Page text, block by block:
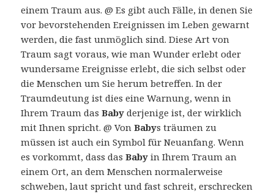
einem Traum aus. @ Es gibt auch Fälle, in denen Sie
vor bevorstehenden Ereignissen im Leben gewarnt
werden, die fast unmöglich sind. Diese Art von
Traum sagt voraus, wie man Wunder erlebt oder
wundersame Ereignisse erlebt, die sich selbst oder
die Menschen um Sie herum betreffen. In der
Traumdeutung ist dies eine Warnung, wenn in
Ihrem Traum dasBaby derjenige ist, der wirklich
mit Ihnen spricht. @ VonBabys träumen zu
müssen ist auch ein Symbol für Neuanfang. Wenn
es vorkommt, dass dasBaby in Ihrem Traum an
einem Ort, an dem Menschen normalerweise
schweben, laut spricht und fast schreit, erschrecken